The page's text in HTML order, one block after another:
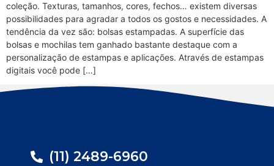
coleção. Texturas, tamanhos, cores, fechos… existem diversas
possibilidades para agradar a todos os gostos e necessidades. A
tendência da vez são: bolsas estampadas. A superfície das
bolsas e mochilas tem ganhado bastante destaque com a
personalização de estampas e aplicações. Através de estampas
digitais você pode […]
(11) 2489-6960